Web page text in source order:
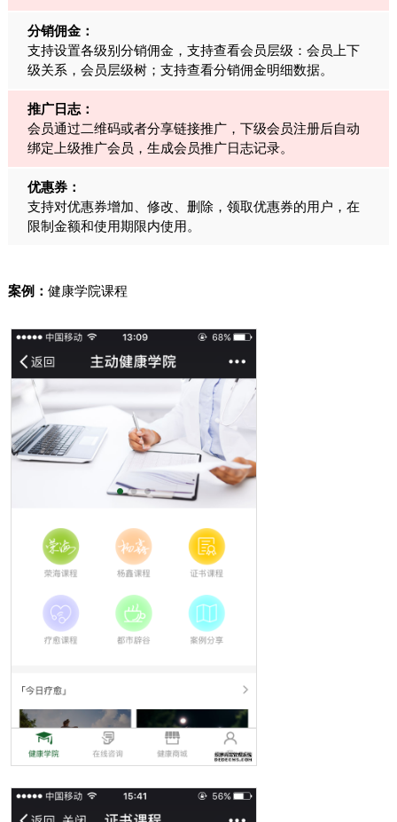
分销佣金：
支持设置各级别分销佣金，支持查看会员层级：会员上下
级关系，会员层级树；支持查看分销佣金明细数据。
推广日志：
会员通过二维码或者分享链接推广，下级会员注册后自动
绑定上级推广会员，生成会员推广日志记录。
优惠券：
支持对优惠券增加、修改、删除，领取优惠券的用户，在
限制金额和使用期限内使用。
案例： 健康学院课程